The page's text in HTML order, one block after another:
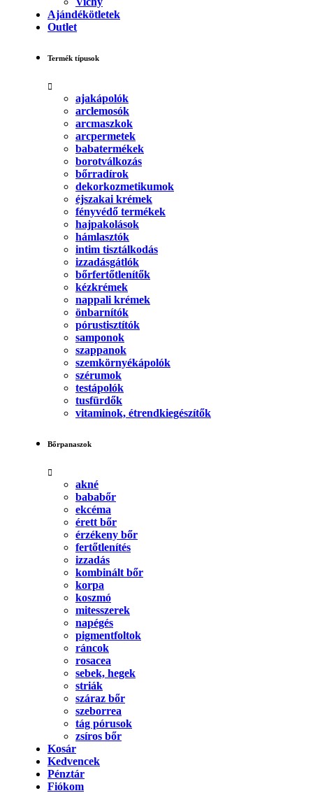
Ajándékötletek
Outlet
Termék típusok
ajakápolók
arclemosók
arcmaszkok
arcpermetek
babatermékek
borotválkozás
bőrradírok
dekorkozmetikumok
éjszakai krémek
fényvédő termékek
hajpakolások
hámlasztók
intim tisztálkodás
izzadásgátlók
bőrfertőtlenítők
kézkrémek
nappali krémek
önbarnítók
pórustisztítók
samponok
szappanok
szemkörnyékápolók
szérumok
testápolók
tusfürdők
vitaminok, étrendkiegészítők
Bőrpanaszok
akné
bababőr
ekcéma
érett bőr
érzékeny bőr
fertőtlenítés
izzadás
kombinált bőr
korpa
koszmó
mitesszerek
napégés
pigmentfoltok
ráncok
rosacea
sebek, hegek
striák
száraz bőr
szeborrea
tág pórusok
zsíros bőr
Kosár
Kedvencek
Pénztár
Fiókom